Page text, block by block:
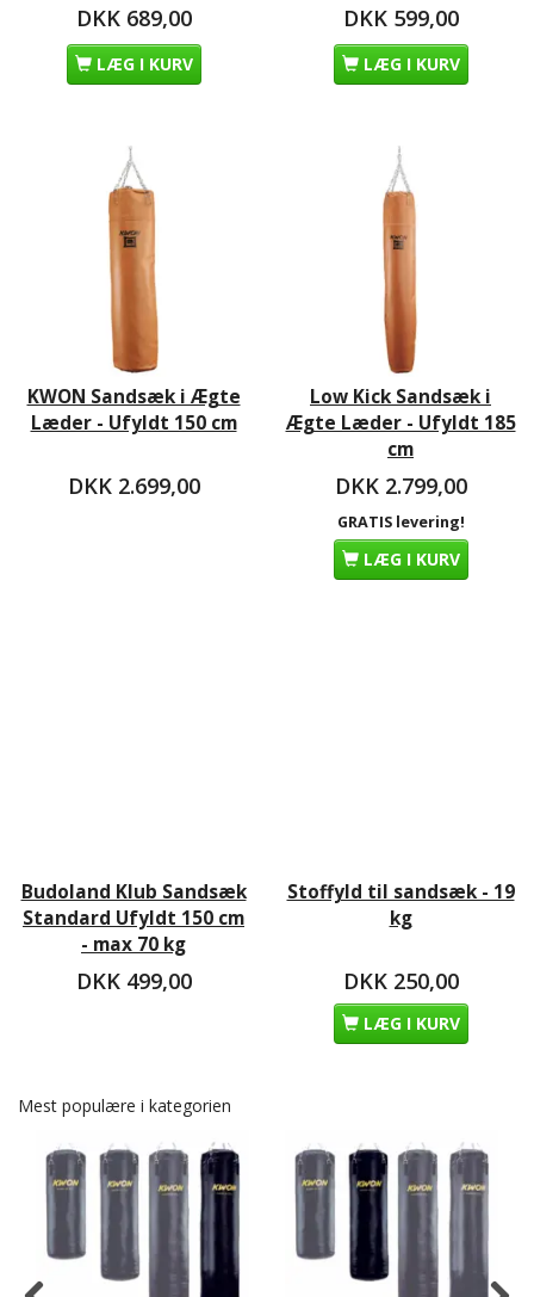
DKK 689,00
LÆG I KURV
DKK 599,00
LÆG I KURV
KWON Sandsæk i Ægte
Læder - Ufyldt 150 cm
DKK 2.699,00
Low Kick Sandsæk i
Ægte Læder - Ufyldt 185
cm
DKK 2.799,00
GRATIS levering!
LÆG I KURV
Budoland Klub Sandsæk
Standard Ufyldt 150 cm
- max 70 kg
DKK 499,00
Stoffyld til sandsæk - 19
kg
DKK 250,00
LÆG I KURV
Mest populære i kategorien